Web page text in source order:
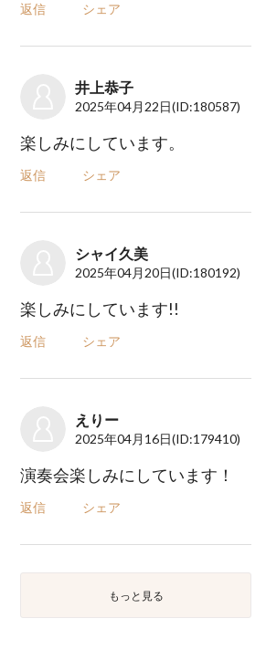
返信 シェア
井上恭子
2025年04月22日(ID:180587)
楽しみにしています。
返信 シェア
シャイ久美
2025年04月20日(ID:180192)
楽しみにしています!!
返信 シェア
えりー
2025年04月16日(ID:179410)
演奏会楽しみにしています！
返信 シェア
もっと見る